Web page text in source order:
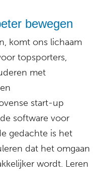
bewegen
komt ons lichaam
topsporters,
met
start-up
software voor
gedachte is het
dat het omgaan
wordt. Leren